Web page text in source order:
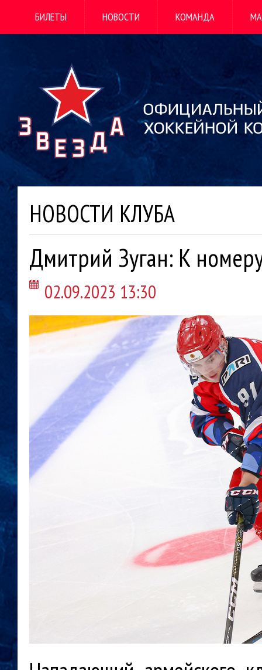
БИЛЕТЫ НОВОСТИ КОМАНДА
НОВОСТИ КЛУБА
Дмитрий Зуган: К
02.09.2023 13:30